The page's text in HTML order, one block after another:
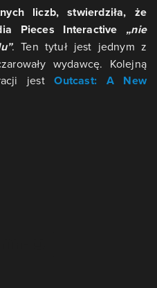
liczb, stwierdziła, że
Pieces Interactive „nie
. Ten tytuł jest jednym z
wydawcę. Kolejną
jestOutcast: A New